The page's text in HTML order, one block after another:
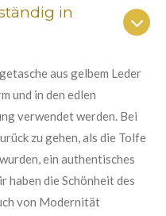
in
aus gelbem Leder
und in den edlen
verwendet werden. Bei
zu gehen, als die Tolfe
ein authentisches
haben die Schönheit des
von Modernität